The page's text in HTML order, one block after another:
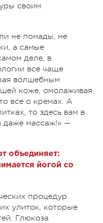
своим
не помады, не
а самые
деле, в
все чаще
волшебным
коже, омолаживая
все о кремах. А
то здесь вам в
даже массаж!» —
объединяет:
йогой со
процедур
улиток, которые
Глюкоза